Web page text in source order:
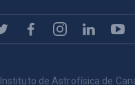
Instituto de Astrofísica de